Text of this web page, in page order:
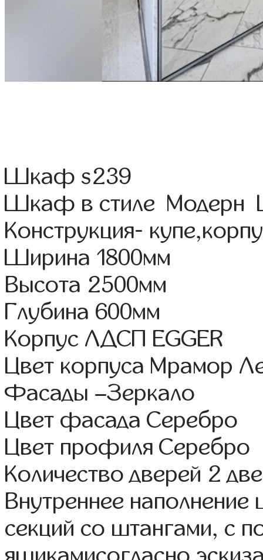
Шкаф s239
Шкаф в стиле Модерн
Конструкция-
Ширина 1800мм
Высота 2500мм
Глубина 600мм
Корпус ЛДСП EGGER
Цвет корпуса Мрамор
Фасады –Зеркало
Цвет фасада Серебро
Цвет профиля Серебро
Количество дверей 2
Внутреннее
секций со штангами, с